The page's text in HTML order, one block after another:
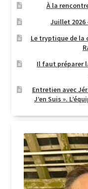
À la
Juillet 2026
Le tryptique de la
Il faut préparer
Entretien avec
J’en Suis ».